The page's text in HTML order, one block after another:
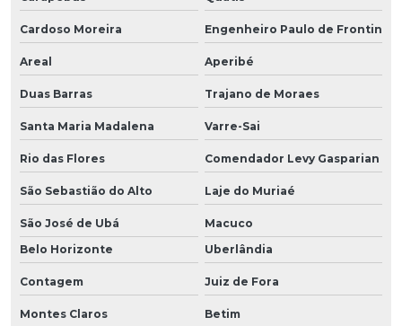
Cardoso Moreira Engenheiro Paulo de Frontin
Areal Aperibé
Duas Barras Trajano de Moraes
Santa Maria Madalena Varre-Sai
Rio das Flores Comendador Levy Gasparian
São Sebastião do Alto Laje do Muriaé
São José de Ubá
Macuco
Belo Horizonte
Uberlândia
Contagem Juiz de Fora
Montes Claros Betim